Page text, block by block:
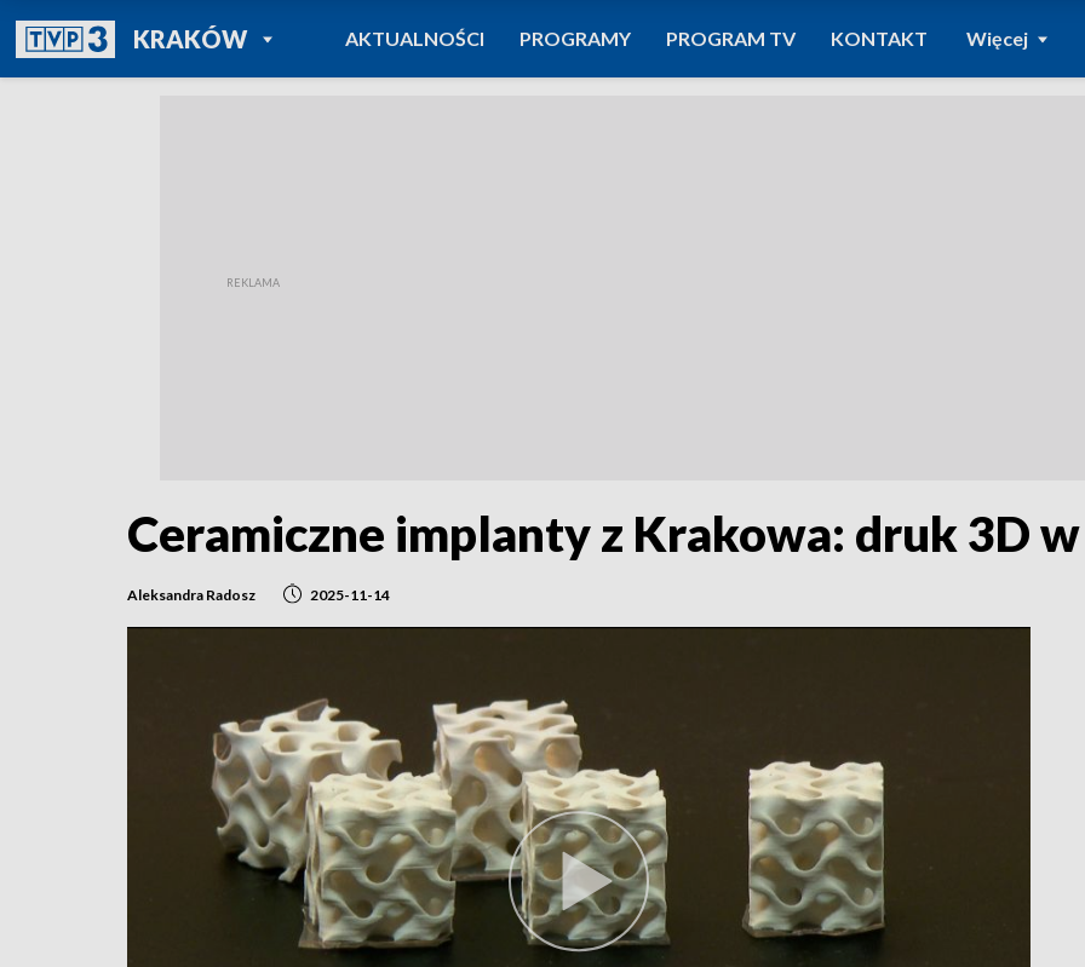
KRAKÓWPOWRÓT DO
TVP REGIONY
AKTUALNOŚCI PROGRAMY PROGRAM TV KONTAKT Więcej
Ceramiczne implanty z Krakowa: druk 3D
Aleksandra Radosz 2025-11-14